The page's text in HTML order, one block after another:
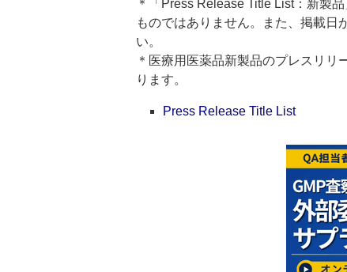
＊「Press Release Title List：新製
ものではありません。また、掲載日
い。
＊医療用医薬品新製品のプレスリ
ります。
Press Release Title List